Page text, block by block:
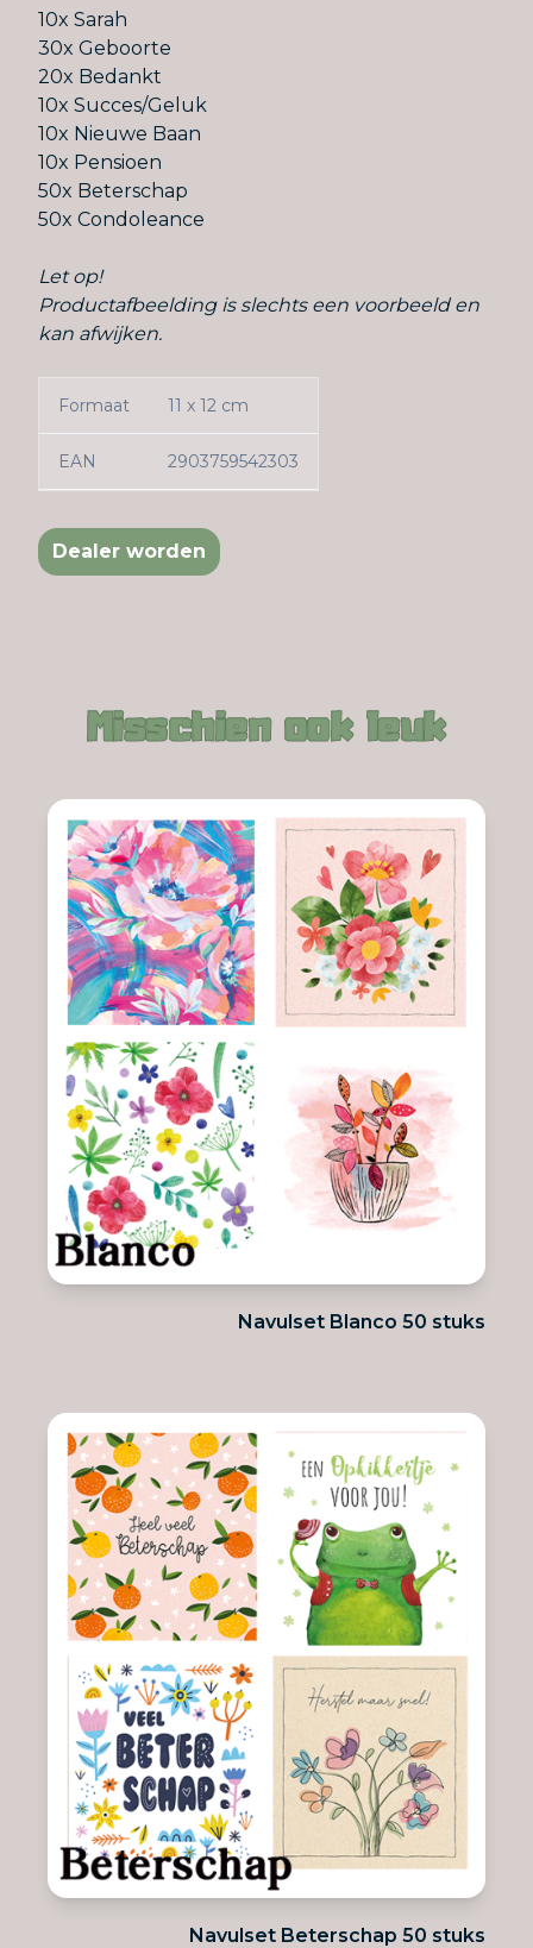
10x Sarah
30x Geboorte
20x Bedankt
10x Succes/Geluk
10x Nieuwe Baan
10x Pensioen
50x Beterschap
50x Condoleance
Let op!
Productafbeelding is slechts een voorbeeld en
kan afwijken.
Formaat 11 x 12 cm
EAN 2903759542303
Dealer worden
Misschien ook leuk
Navulset Blanco 50 stuks
Navulset Beterschap 50 stuks